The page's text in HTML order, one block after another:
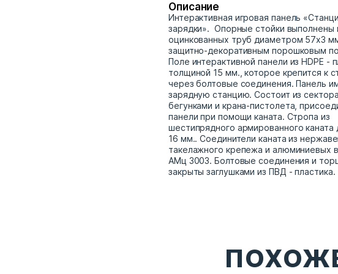
Описание
Интерактивная игровая панель
зарядки». Опорные стойки выполнены
оцинкованных труб диаметром 57х3
защитно-декоративным порошковым
Поле интерактивной панели из HDPE -
толщиной 15 мм., которое крепится к
через болтовые соединения. Панель
зарядную станцию. Состоит из
бегунками и крана-пистолета,
панели при помощи каната. Стропа из
шестипрядного армированного
16 мм.. Соединители каната из
такелажного крепежа и алюминиевых
АМц 3003. Болтовые соединения и
закрыты заглушками из ПВД - пластика.